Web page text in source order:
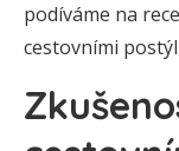
podíváme na
cestovními